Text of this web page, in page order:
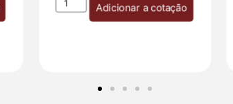
Adicionar a cotação